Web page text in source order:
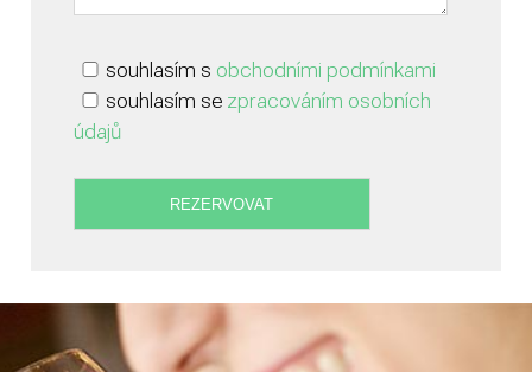
souhlasím s obchodními podmínkami
souhlasím se zpracováním osobních
údajů